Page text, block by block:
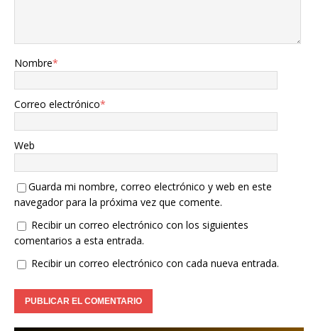
Nombre*
Correo electrónico*
Web
Guarda mi nombre, correo electrónico y web en este
navegador para la próxima vez que comente.
Recibir un correo electrónico con los siguientes
comentarios a esta entrada.
Recibir un correo electrónico con cada nueva entrada.